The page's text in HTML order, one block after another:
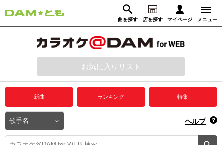
曲を探す 店を探す マイページ メニュー
動画からさがす 録音からさがす
ログイン
プレミアムサービス
DAM★とも動画
DAM★とも録音
お気に入りリスト
新曲 ランキング 特集
ヘルプ